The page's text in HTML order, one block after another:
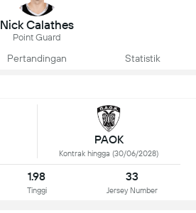
Nick Calathes
Point Guard
Pertandingan Statistik
PAOK
Kontrak hingga (30/06/2028)
1.98
Tinggi
33
Jersey Number